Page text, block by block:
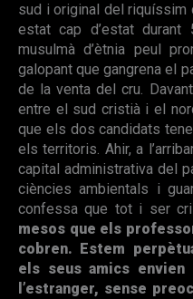
sud i original del riquíssim
estat cap d’estat
musulmà d’ètnia peul
galopant que gangrena el
de la venta del cru.
entre el sud cristià i el
que els dos candidats
els territoris. Ahir, a
capital administrativa del
ciències ambientals i
confessa que tot i ser
mesos que els
cobren. Estem
els seus amics
l’estranger, sense